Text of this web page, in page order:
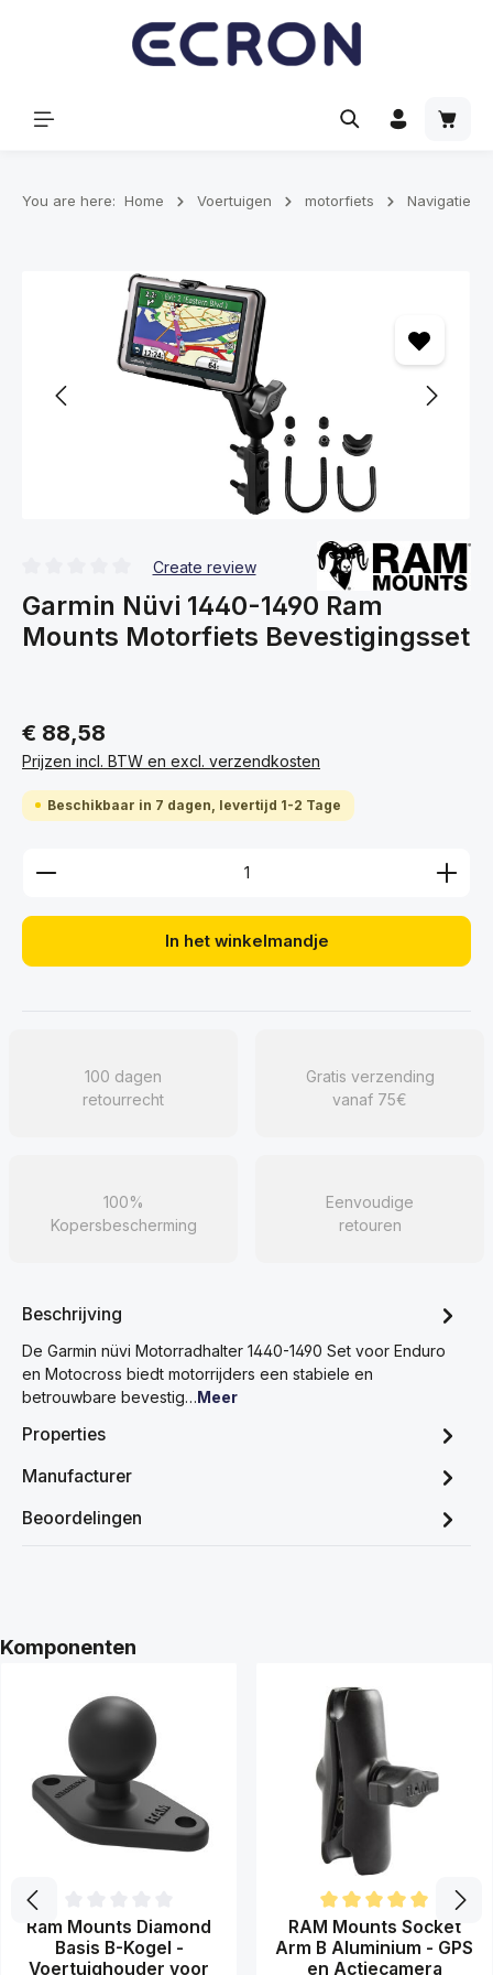
You are here: Home Voertuigen motorfiets Navigatie
Afbeeldingengalerij overslaan
Gemiddelde waardering van 0 van 5 sterren
Create review
Garmin Nüvi 1440-1490 Ram
Mounts Motorfiets Bevestigingsset
€ 88,58
Prijzen incl. BTW en excl. verzendkosten
Beschikbaar in 7 dagen, levertijd 1-2 Tage
Producthoeveelheid: Voer de gewenste
In het winkelmandje
100 dagen
retourrecht
Gratis verzending
vanaf 75€
100%
Kopersbescherming
Eenvoudige
retouren
Beschrijving
De Garmin nüvi Motorradhalter 1440-1490 Set voor Enduro
en Motocross biedt motorrijders een stabiele en
betrouwbare bevestig…Meer
Properties
Manufacturer
Beoordelingen
Productgalerij overslaan
Komponenten
Gemiddelde waardering van 0 van 5 sterren
Ram Mounts Diamond
Basis B-Kogel -
Voertuighouder voor
Gemiddelde waardering van
RAM Mounts Socket
Arm B Aluminium - GPS
en Actiecamera